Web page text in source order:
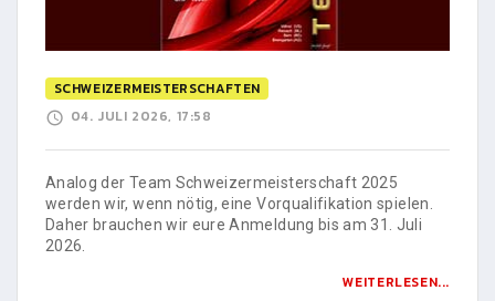
SCHWEIZERMEISTERSCHAFTEN
04. JULI 2026, 17:58
Analog der Team Schweizermeisterschaft 2025
werden wir, wenn nötig, eine Vorqualifikation spielen.
Daher brauchen wir eure Anmeldung bis am 31. Juli
2026.
WEITERLESEN...